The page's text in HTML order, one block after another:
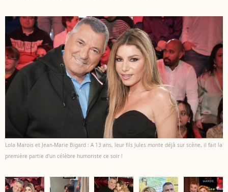
Lola Marois et Jean-Marie Bigard : A 13 ans, leur fils Jules monte déjà sur scène, il fait la
première partie d'un célèbre humoriste ce soir !